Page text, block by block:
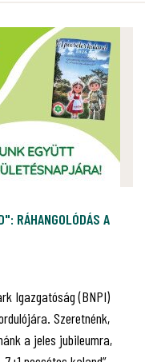
RÁHANGOLÓDÁS A
Igazgatóság (BNPI)
Szeretnénk,
a jeles jubileumra,